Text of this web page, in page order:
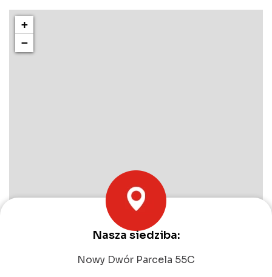
+
−
Nasza siedziba:
Nowy Dwór Parcela 55C